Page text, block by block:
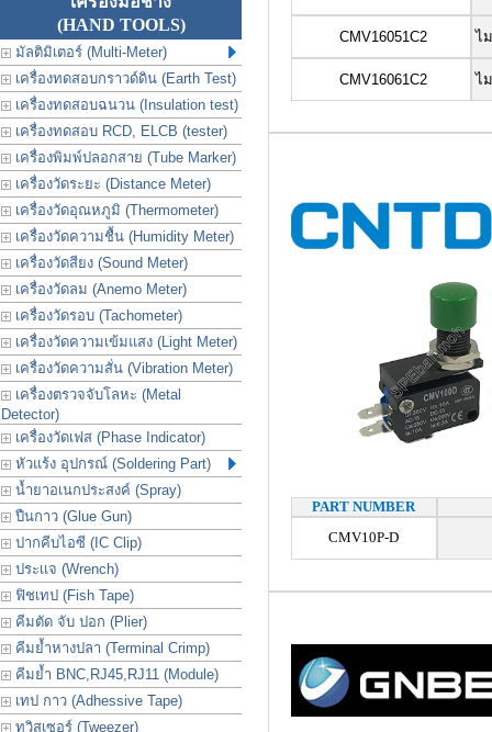
(HAND TOOLS)
มัลติมิเตอร์ (Multi-Meter)
เครื่องทดสอบกราวด์ดิน (Earth Test)
เครื่องทดสอบฉนวน (Insulation test)
เครื่องทดสอบ RCD, ELCB (tester)
เครื่องพิมพ์ปลอกสาย (Tube Marker)
เครื่องวัดระยะ (Distance Meter)
เครื่องวัดอุณหภูมิ (Thermometer)
เครื่องวัดความชื้น (Humidity Meter)
เครื่องวัดสียง (Sound Meter)
เครื่องวัดลม (Anemo Meter)
เครื่องวัดรอบ (Tachometer)
เครื่องวัดความเข้มแสง (Light Meter)
เครื่องวัดความสั่น (Vibration Meter)
เครื่องตรวจจับโลหะ (Metal
Detector)
เครื่องวัดเฟส (Phase Indicator)
หัวแร้ง อุปกรณ์ (Soldering Part)
น้ำยาอเนกประสงค์ (Spray)
ปืนกาว (Glue Gun)
ปากคีบไอซี (IC Clip)
ประเเจ (Wrench)
ฟิชเทป (Fish Tape)
คีมตัด จับ ปอก (Plier)
คีมย้ำหางปลา (Terminal Crimp)
คีมย้ำ BNC,RJ45,RJ11 (Module)
เทป กาว (Adhessive Tape)
ทวิสเซอร์ (Tweezer)
CMV16051C2 ไ
CMV16061C2 ไ
PART NUMBER
CMV10P-D